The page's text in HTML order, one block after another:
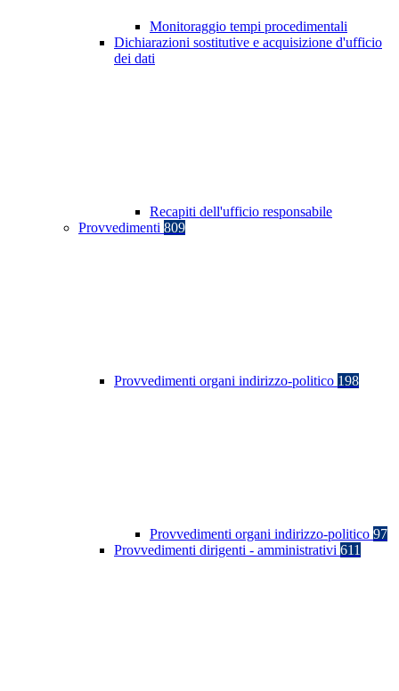
Monitoraggio tempi procedimentali
Dichiarazioni sostitutive e acquisizione d'ufficio
dei dati
Recapiti dell'ufficio responsabile
Provvedimenti 809
Provvedimenti organi indirizzo-politico 198
Provvedimenti organi indirizzo-politico 97
Provvedimenti dirigenti - amministrativi 611